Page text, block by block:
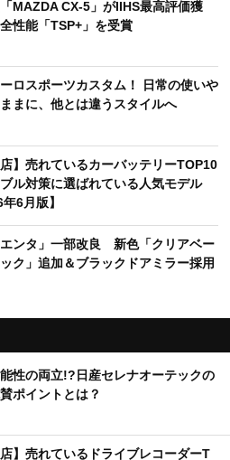
MAZDA CX-5」がIIHS最高評価獲
性能「TSP+」を受賞
ロスポーツカスタム！ 日常の使いや
まに、他とは違うスタイルへ
店】売れているカーバッテリーTOP10
ブル対策に選ばれている人気モデル
6月版】
エンタ」一部改良 新色「クリアベー
ク」追加＆ブラックドアミラー採用
性の両立!?日産セレナオーテックの
ポイントとは？
店】売れているドライブレコーダーT